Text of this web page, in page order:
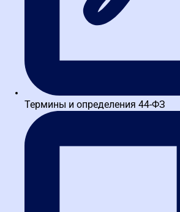
Написать в TG